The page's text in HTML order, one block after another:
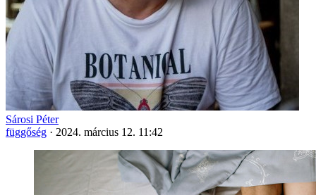
Sárosi Péter
függőség · 2024. március 12. 11:42